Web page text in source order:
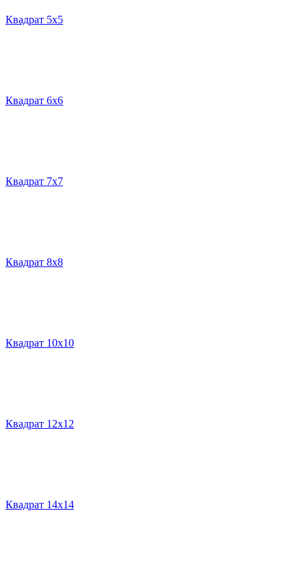
Квадрат 5х5
Квадрат 6х6
Квадрат 7х7
Квадрат 8х8
Квадрат 10х10
Квадрат 12х12
Квадрат 14х14